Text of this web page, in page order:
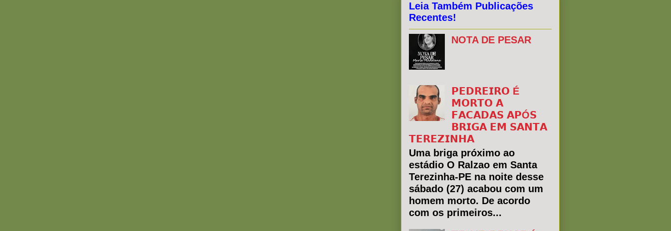
Leia Também Publicações
Recentes!
NOTA DE PESAR
𝗣𝗘𝗗𝗥𝗘𝗜𝗥𝗢 É
𝗠𝗢𝗥𝗧𝗢 𝗔
𝗙𝗔𝗖𝗔𝗗𝗔𝗦 𝗔𝗣Ó𝗦
𝗕𝗥𝗜𝗚𝗔 𝗘𝗠 𝗦𝗔𝗡𝗧𝗔
𝗧𝗘𝗥𝗘𝗭𝗜𝗡𝗛𝗔
Uma briga próximo ao
estádio O Ralzao em Santa
Terezinha-PE na noite desse
sábado (27) acabou com um
homem morto. De acordo
com os primeiros...